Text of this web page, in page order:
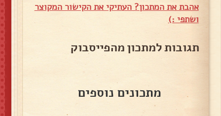
אהבת את המתכון? העתיקי את הקישור המקוצר
ושתפי :)
תגובות למתכון מהפייסבוק
מתכונים נוספים